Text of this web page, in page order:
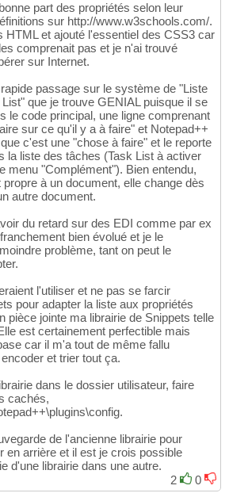
part des propriétés selon leur
sur http://www.w3schools.com/.
HTML et ajouté l'essentiel des CSS3 car
comprenait pas et je n'ai trouvé
sur Internet.
passage sur le système de "Liste
que je trouve GENIAL puisque il se
le code principal, une ligne comprenant
sur ce qu'il y a à faire" et Notepad++
c'est une "chose à faire" et le reporte
la liste des tâches (Task List à activer
menu "Complément"). Bien entendu,
à un document, elle change dès
autre document.
du retard sur des EDI comme par ex
bien évolué et je le
problème, tant on peut le
l'utiliser et ne pas se farcir
pour adapter la liste aux propriétés
pièce jointe ma librairie de Snippets telle
est certainement perfectible mais
car il m'a tout de même fallu
et trier tout ça.
dans le dossier utilisateur, faire
cachés,
de l'ancienne librairie pour
en arrière et il est je crois possible
d'une librairie dans une autre.
2
0